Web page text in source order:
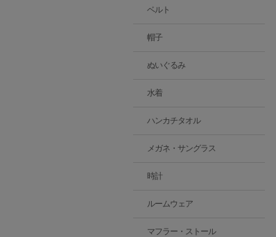
ベルト
帽子
ぬいぐるみ
水着
ハンカチタオル
メガネ・サングラス
時計
ルームウェア
マフラー・ストール